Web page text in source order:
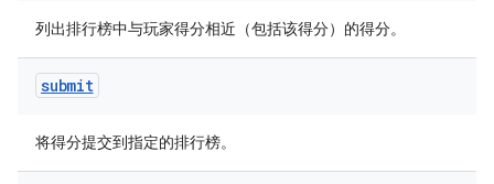
列出排行榜中与玩家得分相近（包括该得分）的得分。
submit
将得分提交到指定的排行榜。